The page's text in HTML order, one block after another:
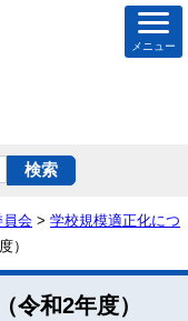
メニュー
員会 > 学校規模適正化につ
）
令和2年度）